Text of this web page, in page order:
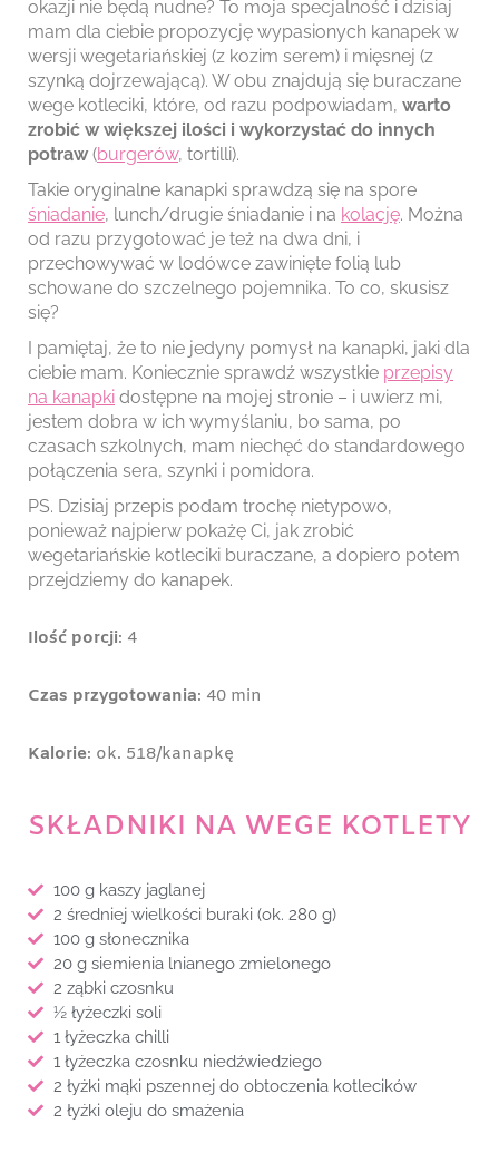
okazji nie będą nudne? To moja specjalność i dzisiaj
mam dla ciebie propozycję wypasionych kanapek w
wersji wegetariańskiej (z kozim serem) i mięsnej (z
szynką dojrzewającą). W obu znajdują się buraczane
wege kotleciki, które, od razu podpowiadam, warto
zrobić w większej ilości i wykorzystać do innych
potraw(burgerów, tortilli).
Takie oryginalne kanapki sprawdzą się na spore
śniadanie, lunch/drugie śniadanie i na kolację. Można
od razu przygotować je też na dwa dni, i
przechowywać w lodówce zawinięte folią lub
schowane do szczelnego pojemnika. To co, skusisz
się?
I pamiętaj, że to nie jedyny pomysł na kanapki, jaki dla
ciebie mam. Koniecznie sprawdź wszystkie przepisy
na kanapki dostępne na mojej stronie – i uwierz mi,
jestem dobra w ich wymyślaniu, bo sama, po
czasach szkolnych, mam niechęć do standardowego
połączenia sera, szynki i pomidora.
PS. Dzisiaj przepis podam trochę nietypowo,
ponieważ najpierw pokażę Ci, jak zrobić
wegetariańskie kotleciki buraczane, a dopiero potem
przejdziemy do kanapek.
Ilość porcji: 4
Czas przygotowania: 40 min
Kalorie: ok. 518/kanapkę
SKŁADNIKI NA WEGE KOTLETY
100 g kaszy jaglanej
2 średniej wielkości buraki (ok. 280 g)
100 g słonecznika
20 g siemienia lnianego zmielonego
2 ząbki czosnku
½ łyżeczki soli
1 łyżeczka chilli
1 łyżeczka czosnku niedźwiedziego
2 łyżki mąki pszennej do obtoczenia kotlecików
2 łyżki oleju do smażenia